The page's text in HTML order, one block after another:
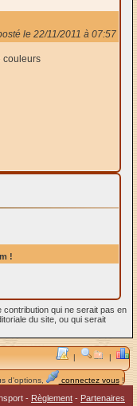
le 22/11/2011 à 07:57
couleurs
!
qui ne serait pas en
du site, ou qui serait
| |
d'options, connectez vous!
- Règlement - Partenaires